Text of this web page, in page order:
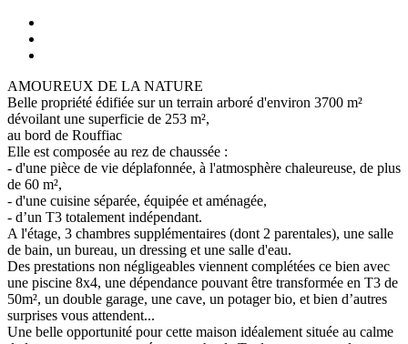
AMOUREUX DE LA NATURE
Belle propriété édifiée sur un terrain arboré d'environ 3700 m²
dévoilant une superficie de 253 m²,
au bord de Rouffiac
Elle est composée au rez de chaussée :
- d'une pièce de vie déplafonnée, à l'atmosphère chaleureuse, de plus
de 60 m²,
- d'une cuisine séparée, équipée et aménagée,
- d’un T3 totalement indépendant.
A l'étage, 3 chambres supplémentaires (dont 2 parentales), une salle
de bain, un bureau, un dressing et une salle d'eau.
Des prestations non négligeables viennent complétées ce bien avec
une piscine 8x4, une dépendance pouvant être transformée en T3 de
50m², un double garage, une cave, un potager bio, et bien d’autres
surprises vous attendent...
Une belle opportunité pour cette maison idéalement située au calme